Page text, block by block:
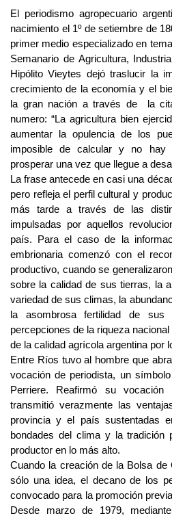
El periodismo agropecuario
nacimiento el 1º de setiembre de
primer medio especializado en
Semanario de Agricultura,
Hipólito Vieytes dejó traslucir la
crecimiento de la economía y el
la gran nación a través de la
numero: “La agricultura bien
aumentar la opulencia de los
imposible de calcular y no hay
prosperar una vez que llegue a
La frase antecede en casi una
pero refleja el perfil cultural y
más tarde a través de las
impulsadas por aquellos
país. Para el caso de la
embrionaria comenzó con el
productivo, cuando se
sobre la calidad de sus tierras, la
variedad de sus climas, la
la asombrosa fertilidad de sus
percepciones de la riqueza
de la calidad agrícola argentina por
Entre Ríos tuvo al hombre que
vocación de periodista, un
Perriere. Reafirmó su
transmitió verazmente las
provincia y el país sustentadas
bondades del clima y la tradición
productor en lo más alto.
Cuando la creación de la Bolsa
sólo una idea, el decano de los
convocado para la promoción
Desde marzo de 1979,